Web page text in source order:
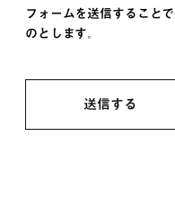
フォームを送信することで
のとします。
送信する